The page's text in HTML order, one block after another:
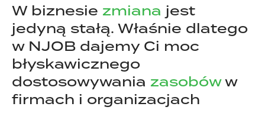
W biznesie zmiana jest
jedyną stałą. Właśnie dlatego
w NJOB dajemy Ci moc
błyskawicznego
dostosowywania zasobóww
firmach i organizacjach